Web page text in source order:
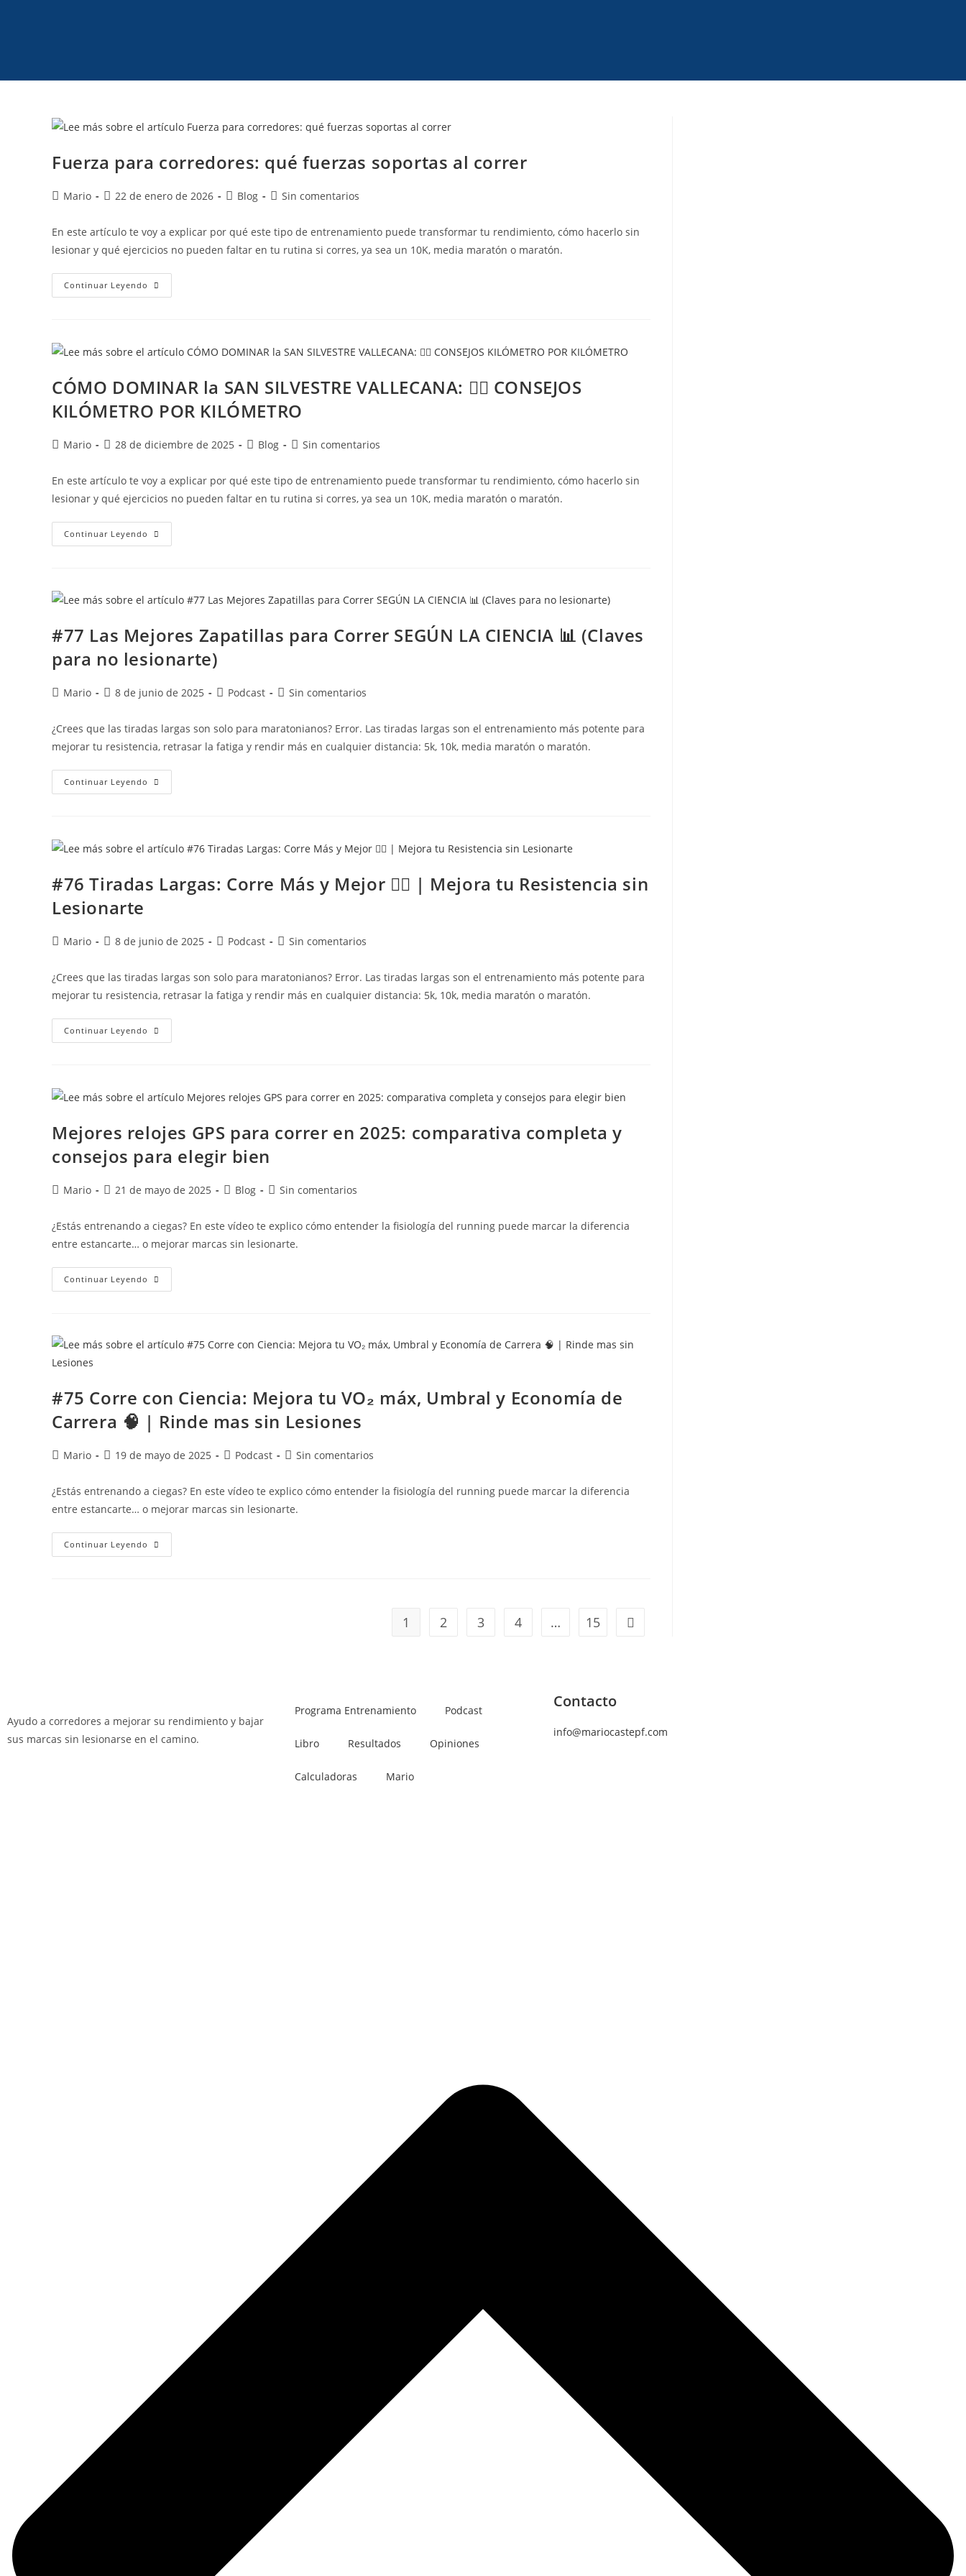
Fuerza para corredores: qué fuerzas soportas al correr
Mario 22 de enero de 2026 Blog Sin comentarios
En este artículo te voy a explicar por qué este tipo de entrenamiento puede transformar tu rendimiento, cómo hacerlo sin
lesionar y qué ejercicios no pueden faltar en tu rutina si corres, ya sea un 10K, media maratón o maratón.
Continuar Leyendo
CÓMO DOMINAR la SAN SILVESTRE VALLECANA: 🏃‍♂️ CONSEJOS
KILÓMETRO POR KILÓMETRO
Mario 28 de diciembre de 2025 Blog Sin comentarios
En este artículo te voy a explicar por qué este tipo de entrenamiento puede transformar tu rendimiento, cómo hacerlo sin
lesionar y qué ejercicios no pueden faltar en tu rutina si corres, ya sea un 10K, media maratón o maratón.
Continuar Leyendo
#77 Las Mejores Zapatillas para Correr SEGÚN LA CIENCIA 📊 (Claves
para no lesionarte)
Mario 8 de junio de 2025 Podcast Sin comentarios
¿Crees que las tiradas largas son solo para maratonianos? Error. Las tiradas largas son el entrenamiento más potente para
mejorar tu resistencia, retrasar la fatiga y rendir más en cualquier distancia: 5k, 10k, media maratón o maratón.
Continuar Leyendo
#76 Tiradas Largas: Corre Más y Mejor 🏃‍♂️ | Mejora tu Resistencia sin
Lesionarte
Mario 8 de junio de 2025 Podcast Sin comentarios
¿Crees que las tiradas largas son solo para maratonianos? Error. Las tiradas largas son el entrenamiento más potente para
mejorar tu resistencia, retrasar la fatiga y rendir más en cualquier distancia: 5k, 10k, media maratón o maratón.
Continuar Leyendo
Mejores relojes GPS para correr en 2025: comparativa completa y
consejos para elegir bien
Mario 21 de mayo de 2025 Blog Sin comentarios
¿Estás entrenando a ciegas? En este vídeo te explico cómo entender la fisiología del running puede marcar la diferencia
entre estancarte… o mejorar marcas sin lesionarte.
Continuar Leyendo
#75 Corre con Ciencia: Mejora tu VO₂ máx, Umbral y Economía de
Carrera 🧠 | Rinde mas sin Lesiones
Mario 19 de mayo de 2025 Podcast Sin comentarios
¿Estás entrenando a ciegas? En este vídeo te explico cómo entender la fisiología del running puede marcar la diferencia
entre estancarte… o mejorar marcas sin lesionarte.
Continuar Leyendo
1 2 3 4 … 15
Ayudo a corredores a mejorar su rendimiento y bajar
sus marcas sin lesionarse en el camino.
Programa Entrenamiento Podcast
Libro Resultados Opiniones
Calculadoras Mario
Contacto
info@mariocastepf.com